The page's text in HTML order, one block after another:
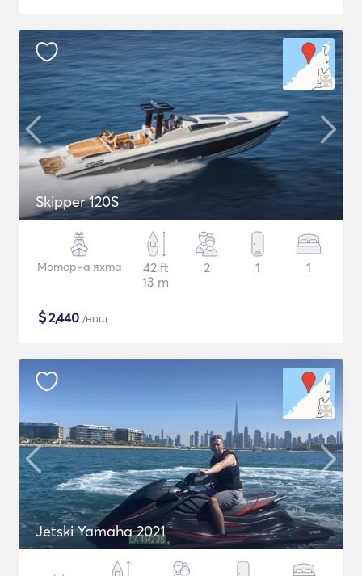
Skipper 120S
Моторна яхта
42 ft
13 m
2 1 1
$2,440 /нощ
Jetski Yamaha 2021